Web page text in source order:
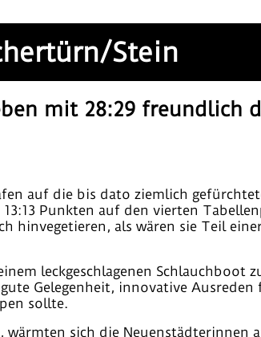
Stein
mit 28:29 freundlich
auf die bis dato ziemlich
Punkten auf den vierten
hinvegetieren, als wären sie Teil
leckgeschlagenen Schlauchboot
Gelegenheit, innovative Ausreden
sollte.
sich die Neuenstädterinnen